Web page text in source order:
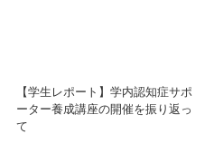
【学生レポート】学内認知症サポ
ーター養成講座の開催を振り返っ
て